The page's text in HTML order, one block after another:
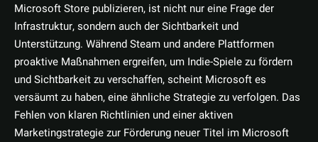
Microsoft Store publizieren, ist nicht nur eine Frage der
Infrastruktur, sondern auch der Sichtbarkeit und
Unterstützung. Während Steam und andere Plattformen
proaktive Maßnahmen ergreifen, um Indie-Spiele zu fördern
und Sichtbarkeit zu verschaffen, scheint Microsoft es
versäumt zu haben, eine ähnliche Strategie zu verfolgen. Das
Fehlen von klaren Richtlinien und einer aktiven
Marketingstrategie zur Förderung neuer Titel im Microsoft